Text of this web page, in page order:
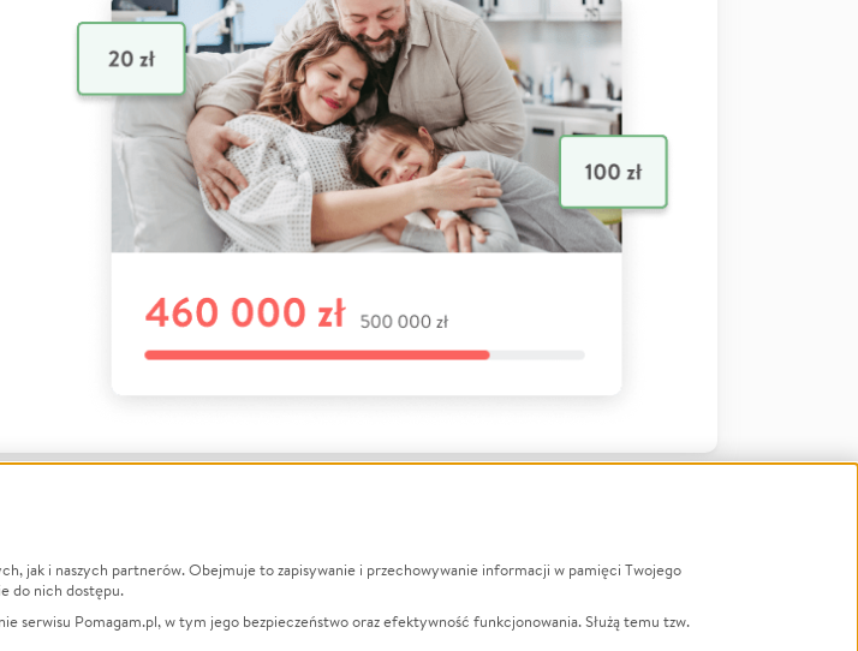
Zbieraj na
Leczenie LGBTQ+
jak i naszych partnerów. Obejmuje to zapisywanie i przechowywanie informacji w pamięci Twojego
do nich dostępu.
serwisu Pomagam.pl, w tym jego bezpieczeństwo oraz efektywność funkcjonowania. Służą temu tzw.